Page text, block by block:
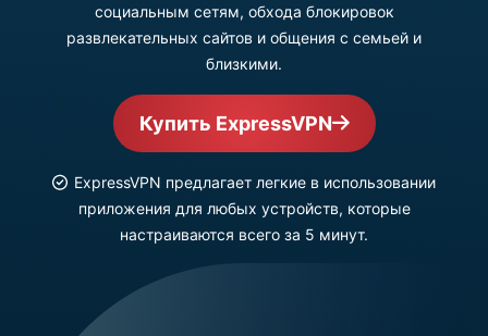
социальным сетям, обхода блокировок
развлекательных сайтов и общения с семьей и
близкими.
Купить ExpressVPN
ExpressVPN предлагает легкие в использовании
приложения для любых устройств, которые
настраиваются всего за 5 минут.